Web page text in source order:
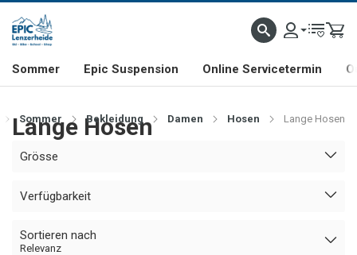
& FREERIDE-SPEZIALIST SCHWEIZER FIRMA SHOP & SHOWROOM IN
Sommer Epic Suspension Online Servicetermin
Sommer Bekleidung Damen Hosen Lange Hosen
Lange Hosen
Grösse
Verfügbarkeit
Sortieren nach
Relevanz